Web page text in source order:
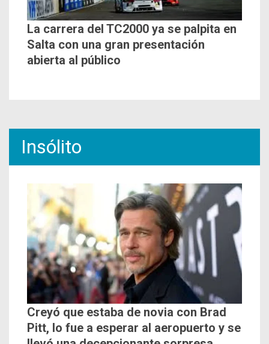
La carrera del TC2000 ya se palpita en
Salta con una gran presentación
abierta al público
Insólito
Creyó que estaba de novia con Brad
Pitt, lo fue a esperar al aeropuerto y se